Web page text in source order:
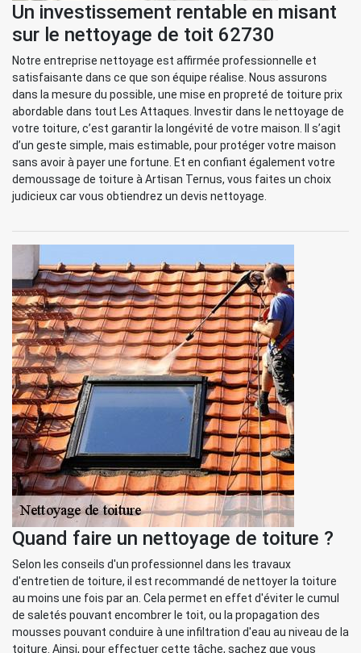
Un investissement rentable en misant
sur le nettoyage de toit 62730
Notre entreprise nettoyage est affirmée professionnelle et
satisfaisante dans ce que son équipe réalise. Nous assurons
dans la mesure du possible, une mise en propreté de toiture prix
abordable dans tout Les Attaques. Investir dans le nettoyage de
votre toiture, c’est garantir la longévité de votre maison. Il s’agit
d’un geste simple, mais estimable, pour protéger votre maison
sans avoir à payer une fortune. Et en confiant également votre
demoussage de toiture à Artisan Ternus, vous faites un choix
judicieux car vous obtiendrez un devis nettoyage.
Quand faire un nettoyage de toiture ?
Selon les conseils d'un professionnel dans les travaux
d'entretien de toiture, il est recommandé de nettoyer la toiture
au moins une fois par an. Cela permet en effet d'éviter le cumul
de saletés pouvant encombrer le toit, ou la propagation des
mousses pouvant conduire à une infiltration d'eau au niveau de la
toiture. Ainsi, pour effectuer cette tâche, sachez que vous